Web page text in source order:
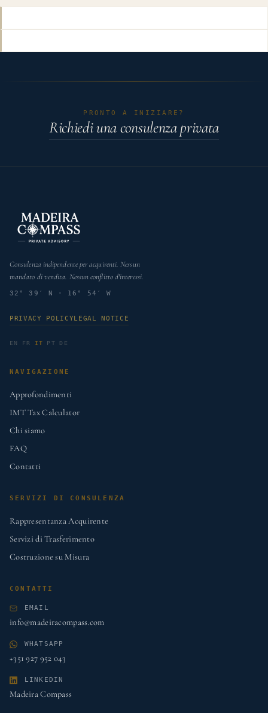
PRONTO A INIZIARE?
Richiedi una consulenza privata
Consulenza indipendente per acquirenti. Nessun
mandato di vendita. Nessun conflitto d'interessi.
32° 39′ N · 16° 54′ W
PRIVACY POLICYLEGAL NOTICE
EN FR IT PT DE
NAVIGAZIONE
Approfondimenti
IMT Tax Calculator
Chi siamo
FAQ
Contatti
SERVIZI DI CONSULENZA
Rappresentanza Acquirente
Servizi di Trasferimento
Costruzione su Misura
CONTATTI
EMAIL
info@madeiracompass.com
WHATSAPP
+351 927 952 043
LINKEDIN
Madeira Compass